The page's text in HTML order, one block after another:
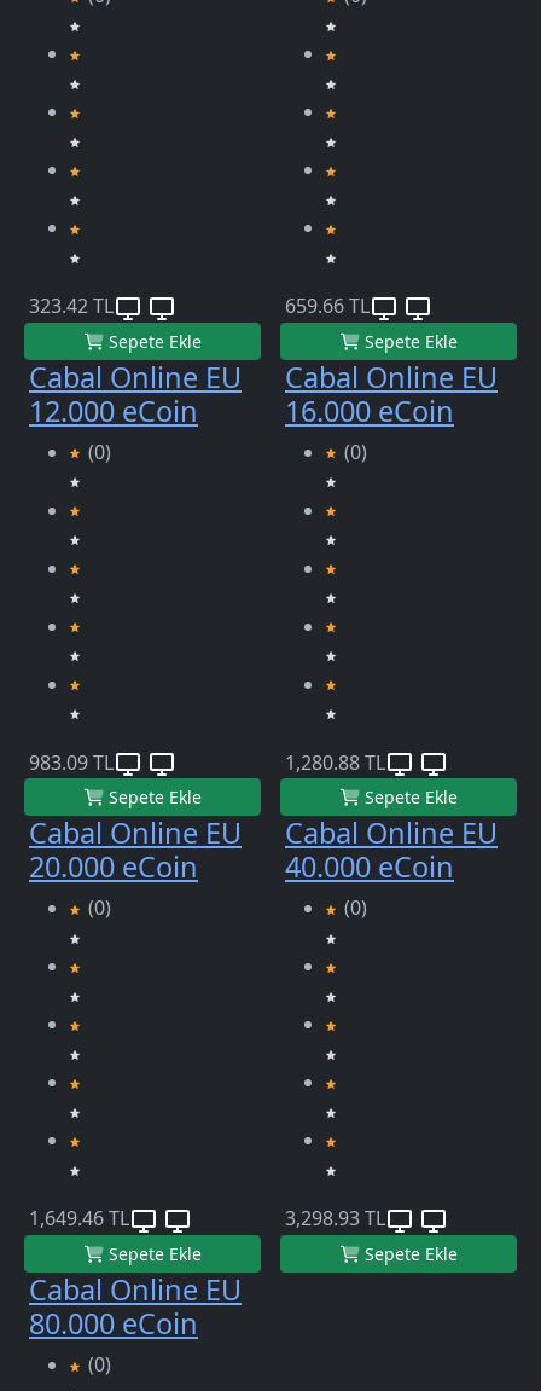
323.42 TL
Sepete Ekle
659.66 TL
Sepete Ekle
Cabal Online EU
12.000 eCoin
(0)
983.09 TL
Sepete Ekle
Cabal Online EU
16.000 eCoin
(0)
1,280.88 TL
Sepete Ekle
Cabal Online EU
20.000 eCoin
(0)
1,649.46 TL
Sepete Ekle
Cabal Online EU
40.000 eCoin
(0)
3,298.93 TL
Sepete Ekle
Cabal Online EU
80.000 eCoin
(0)